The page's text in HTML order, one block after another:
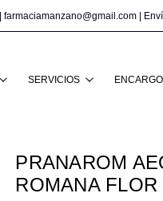
farmaciamanzano@gmail.com |
SERVICIOS
PRANAROM
ROMANA FLOR